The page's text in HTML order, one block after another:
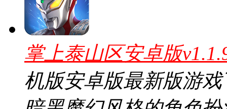
掌上泰山区安卓版
机版安卓版最新版游